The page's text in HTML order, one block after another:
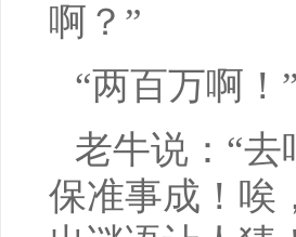
啊？”
“两百万啊！
老牛说：“
保准事成！唉